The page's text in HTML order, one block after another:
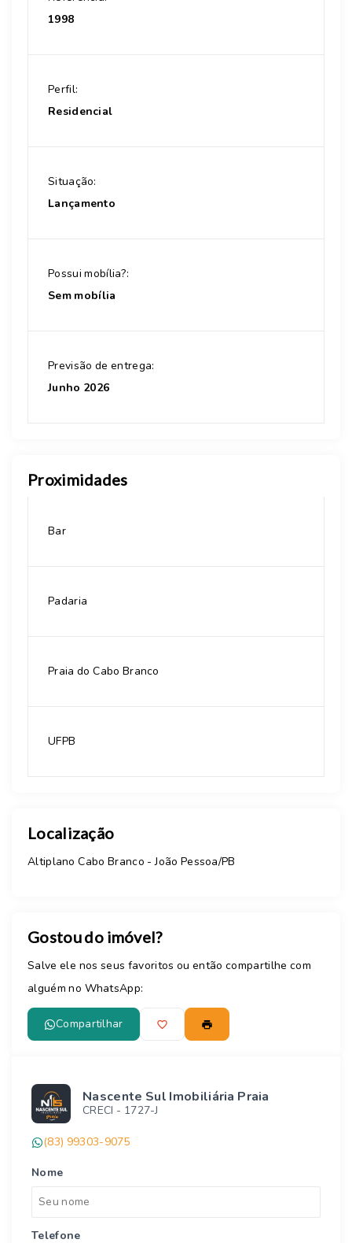
1998
Perfil:
Residencial
Situação:
Lançamento
Possui mobília?:
Sem mobília
Previsão de entrega:
Junho 2026
Proximidades
Bar
Padaria
Praia do Cabo Branco
UFPB
Localização
Altiplano Cabo Branco - João Pessoa/PB
Gostou do imóvel?
Salve ele nos seus favoritos ou então compartilhe com
alguém no WhatsApp:
Compartilhar
Nascente Sul Imobiliária Praia
CRECI - 1727-J
(83) 99303-9075
Nome
Telefone